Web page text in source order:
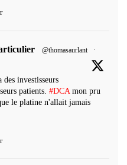
@thomasaurlant
·
investisseurs
patients. #DCA mon pru
le platine n'allait jamais